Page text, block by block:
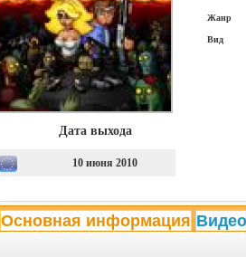
Дата выхода
10 июня 2010
Жанр
Вид
Основная информация Видео